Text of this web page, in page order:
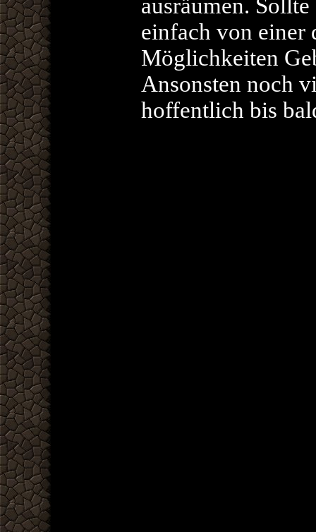
ausräumen.
einfach von einer
Möglichkeiten
Ansonsten noch
hoffentlich bis